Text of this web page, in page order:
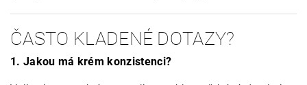
ČASTO KLADENÉ DOTAZY?
1. Jakou má krém konzistenci?